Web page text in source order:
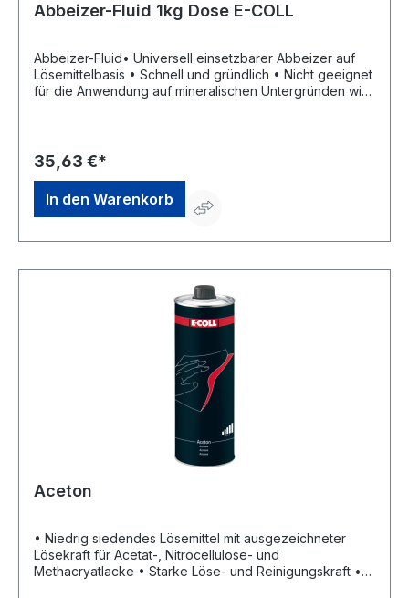
Abbeizer-Fluid 1kg Dose E-COLL
Abbeizer-Fluid• Universell einsetzbarer Abbeizer auf
Lösemittelbasis • Schnell und gründlich • Nicht geeignet
für die Anwendung auf mineralischen Untergründen wie
Dichlormethan und N-Methylpyrrolidon • Die
Vorschriften der Chemikalien-Verbotsverordnung
entfallen bei diesem Produkt • Zum Entfernen von fast
allen 1- und 2-Komponentenlacken von Holz, Metall,
Glas und säure- und lösemittelbeständigen Oberflächen
• Bestens für Abbeizarbeiten von Malern, Lackierern
Dispersionen, Lack- und anderen Farbanstrichen,
Spachtel, PoliturenSignalwort: Gefahr Gefahrenhinweise:
H315: Verursacht Hautreizungen;H318: Verursacht
schwere Augenschäden;H290: Kann gegenüber
EinatmenHersteller: Einkaufsbüro Deutscher
Eisenhändler GmbH, EDE Platz 1, 42389 Wuppertal, DE,
+4920260960, webkontakt@ede.de
35,63 €*
In den Warenkorb
Aceton
• Niedrig siedendes Lösemittel mit ausgezeichneter
Lösekraft für Acetat-, Nitrocellulose- und
Methacryatlacke • Starke Löse- und Reinigungskraft •